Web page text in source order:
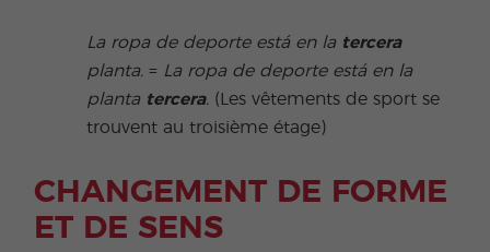
La ropa de deporte está en la tercera
planta. = La ropa de deporte está en la
planta tercera. (Les vêtements de sport se
trouvent au troisième étage)
CHANGEMENT DE FORME
ET DE SENS